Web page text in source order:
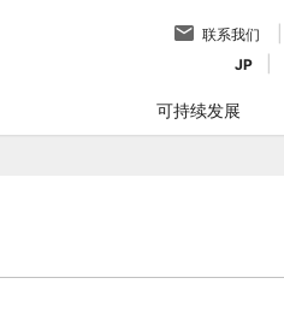
联系我们
JP
可持续发展